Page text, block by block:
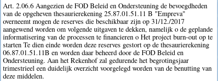
Art. 2.06.6 Aangezien de FOD Beleid en Ondersteuning de bevoegdheden
van de opgeheven thesaurierekening 25.87.01.51.11 B "Empreva"
overneemt mogen de reserves die beschikbaar zijn op 31/12./2017
aangewend worden om volgende uitgaven te dekken, namelijk o de geplande
informatisering van de processen te financieren o Het project burn-out op te
starten Te dien einde worden deze reserves gestort op de thesaurierekening
06.87.01.51.11B en worden daar beheerd door de FOD Beleid en
Ondersteuning. Aan het Rekenhof zal gedurende het begrotingsjaar
trimestrieel een duidelijk overzicht voorgelegd worden van de benutting van
deze middelen.